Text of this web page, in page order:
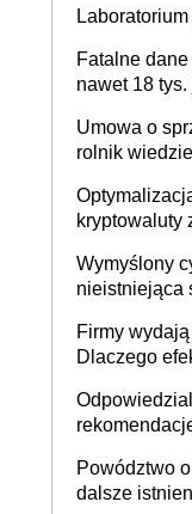
Fatalne
nawet 18
Umowa o
rolnik
kryptowaluty
Wymyślony
nieistniejąca
firmie
Firmy
Dlaczego
Powództwo
dalsze